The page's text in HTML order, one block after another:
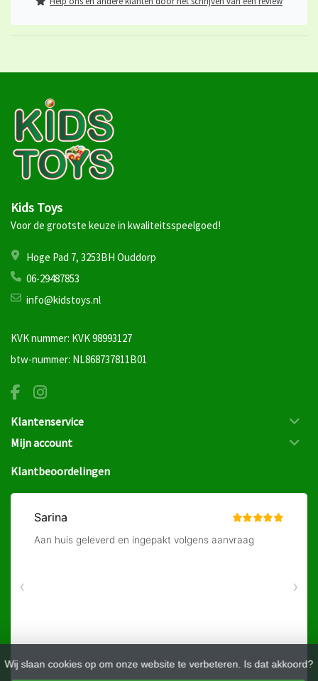
Wij slaan cookies op om onze website te verbeteren. Is dat akkoord?
Kids Toys
Voor de grootste keuze in kwaliteitsspeelgoed!
Hoge Pad 7, 3253BH Ouddorp
06-29487853
info@kidstoys.nl
KVK nummer: KVK 98993127
btw-nummer: NL868737811B01
Klantenservice
Mijn account
Klantbeoordelingen